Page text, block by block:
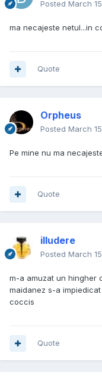
Posted March
ma necajeste netul...in
Quote
Orpheus
Posted March
Pe mine nu ma
Quote
illudere
Posted March
m-a amuzat un hingher
maidanez s-a
coccis
Quote